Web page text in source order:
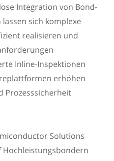
Integration von Bond-
sich komplexe
realisieren und
Inline-Inspektionen
erhöhen
Prozesssicherheit
Solutions
Hochleistungsbondern